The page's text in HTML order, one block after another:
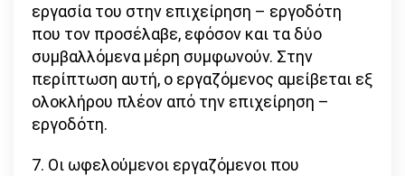
εργασία του στην επιχείρηση – εργοδότη
που τον προσέλαβε, εφόσον και τα δύο
συμβαλλόμενα μέρη συμφωνούν. Στην
περίπτωση αυτή, ο εργαζόμενος αμείβεται εξ
ολοκλήρου πλέον από την επιχείρηση –
εργοδότη.
7. Οι ωφελούμενοι εργαζόμενοι που